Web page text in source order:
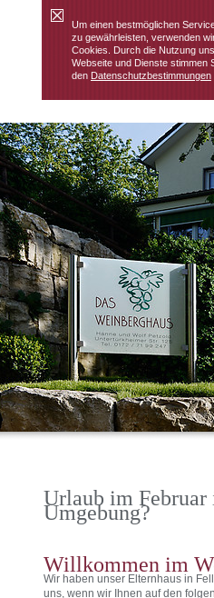
Um einen bestmöglichen
zu gewährleisten, verwenden
Cookies. Durch die Nutzung
Webseite und Dienste stimmen
den Datenschutzbestimmungen
Urlaub im Februar
Umgebung?
Willkommen im
Wir haben unser Elternhaus in
uns, wenn wir Ihnen auf den